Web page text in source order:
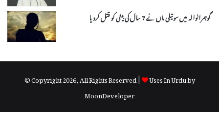
گوجرانوالہ میں سوتیلی ماں نے 7 سال کی بیٹی کو قتل کردیا
© Copyright 2026, All Rights Reserved |
Uses In Urdu by
MoonDeveloper